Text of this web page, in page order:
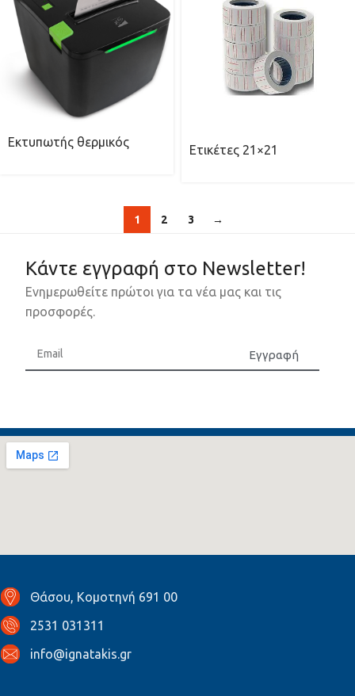
Εκτυπωτής θερμικός
Ετικέτες 21×21
1 2 3 →
Κάντε εγγραφή στο Newsletter!
Ενημερωθείτε πρώτοι για τα νέα μας και τις
προσφορές.
Εγγραφή
Θάσου, Κομοτηνή 691 00
2531 031311
info@ignatakis.gr